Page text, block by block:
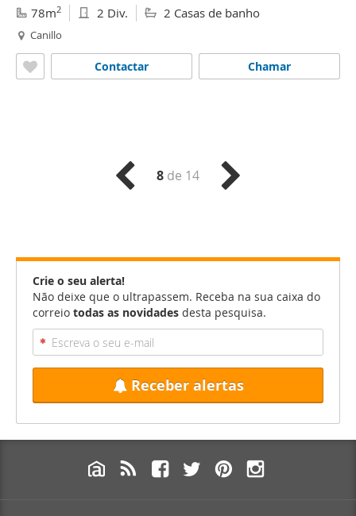
78m2 2 Div. 2 Casas de banho
Canillo
Chamar
Contactar
8 de 14
Crie o seu alerta!
Não deixe que o ultrapassem. Receba na sua caixa do
correio todas as novidades desta pesquisa.
Receber alertas